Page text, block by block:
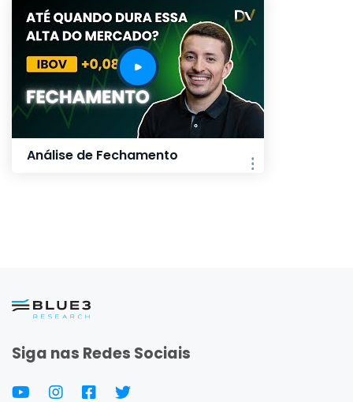
Análise de Fechamento
Siga nas Redes Sociais